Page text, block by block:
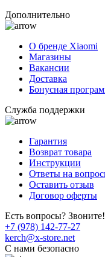
Дополнительно
О бренде Xiaomi
Магазины
Вакансии
Доставка
Бонусная
Служба поддержки
Гарантия
Возврат товара
Инструкции
Ответы на
Оставить отзыв
Договор оферты
Есть вопросы? Звоните!
+7 (978) 142-77-27
kerch@x-store.net
C нами безопасно